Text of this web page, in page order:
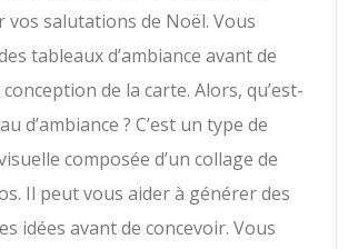
salutations de Noël. Vous
tableaux d’ambiance avant de
de la carte. Alors, qu’est-
d’ambiance ? C’est un type de
composée d’un collage de
Il peut vous aider à générer des
idées avant de concevoir. Vous